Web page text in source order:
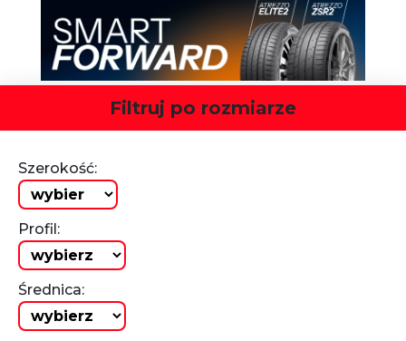
Filtruj po rozmiarze
Szerokość:
Profil:
Średnica: